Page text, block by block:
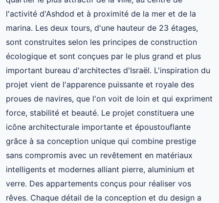
l'activité d'Ashdod et à proximité de la mer et de la
marina. Les deux tours, d'une hauteur de 23 étages,
sont construites selon les principes de construction
écologique et sont conçues par le plus grand et plus
important bureau d'architectes d'Israël. L'inspiration du
projet vient de l'apparence puissante et royale des
proues de navires, que l'on voit de loin et qui expriment
force, stabilité et beauté. Le projet constituera une
icône architecturale importante et époustouflante
grâce à sa conception unique qui combine prestige
sans compromis avec un revêtement en matériaux
intelligents et modernes alliant pierre, aluminium et
verre. Des appartements conçus pour réaliser vos
rêves. Chaque détail de la conception et du design a